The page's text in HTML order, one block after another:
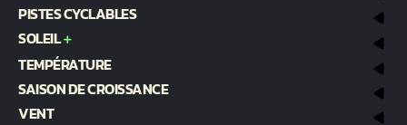
PISTES CYCLABLES
SOLEIL
TEMPÉRATURE
SAISON DE CROISSANCE
VENT